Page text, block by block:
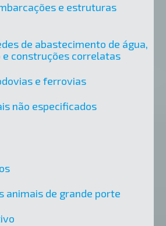
e estruturas
de abastecimento de água,
e construções correlatas
e ferrovias
não especificados
animais de grande porte